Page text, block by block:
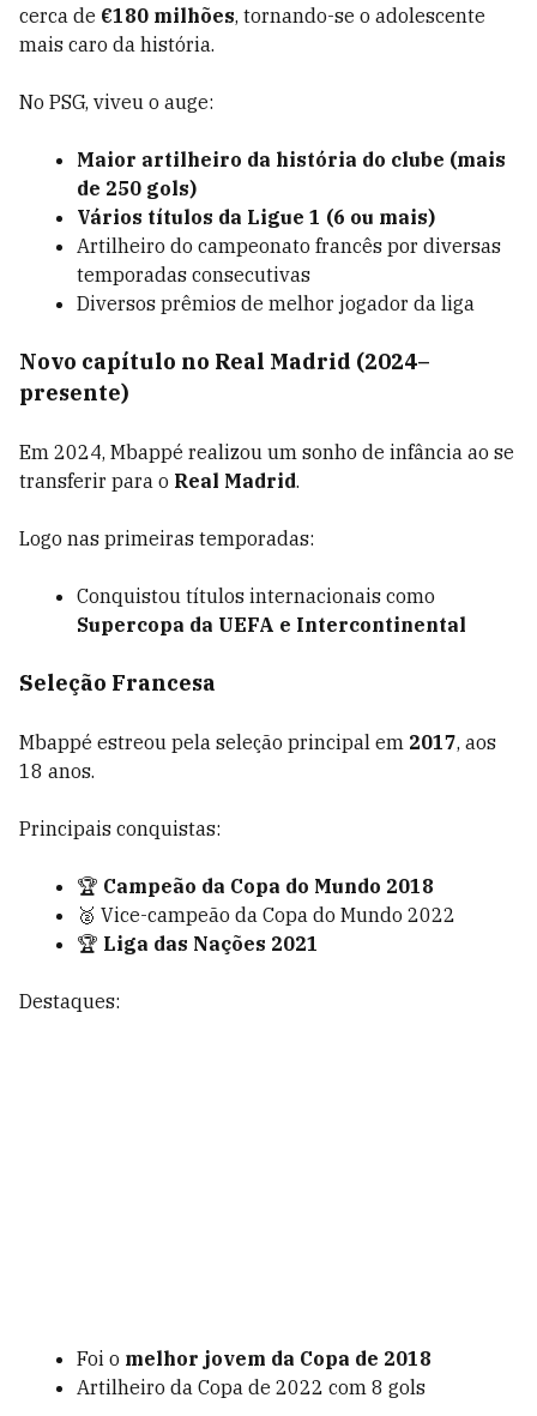
cerca de €180 milhões, tornando-se o adolescente
mais caro da história.
No PSG, viveu o auge:
Maior artilheiro da história do clube (mais
de 250 gols)
Vários títulos da Ligue 1 (6 ou mais)
Artilheiro do campeonato francês por diversas
temporadas consecutivas
Diversos prêmios de melhor jogador da liga
Novo capítulo no Real Madrid (2024–
presente)
Em 2024, Mbappé realizou um sonho de infância ao se
transferir para o Real Madrid.
Logo nas primeiras temporadas:
Conquistou títulos internacionais como
Supercopa da UEFA e Intercontinental
Seleção Francesa
Mbappé estreou pela seleção principal em 2017, aos
18 anos.
Principais conquistas:
🏆 Campeão da Copa do Mundo 2018
🥈 Vice-campeão da Copa do Mundo 2022
🏆 Liga das Nações 2021
Destaques:
Foi o melhor jovem da Copa de 2018
Artilheiro da Copa de 2022 com 8 gols